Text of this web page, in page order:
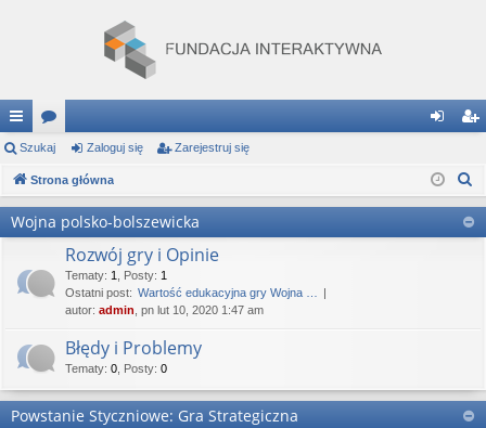
ię
ce
j
or
a og ej
es
Szukaj Zaloguj się Zarejestruj się
Strona główna
Wojna polsko-bolszewicka
Rozwój gry i Opinie
Tematy: 1 Posty: 1
Ostatni post: Wartość edukacyjna gry Wojna …
autor: admin , pn lut 10, 2020 1:47 am
Błędy i Problemy
Tematy: 0 Posty: 0
Powstanie Styczniowe: Gra Strategiczna